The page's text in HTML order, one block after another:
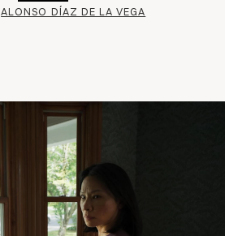
ALONSO DÍAZ DE LA VEGA